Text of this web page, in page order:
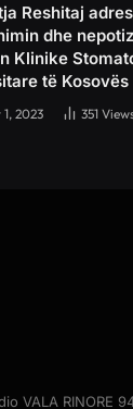
Reshitaj
dhe
Klinike
të Kosovës
2023 351
VALA RINORE